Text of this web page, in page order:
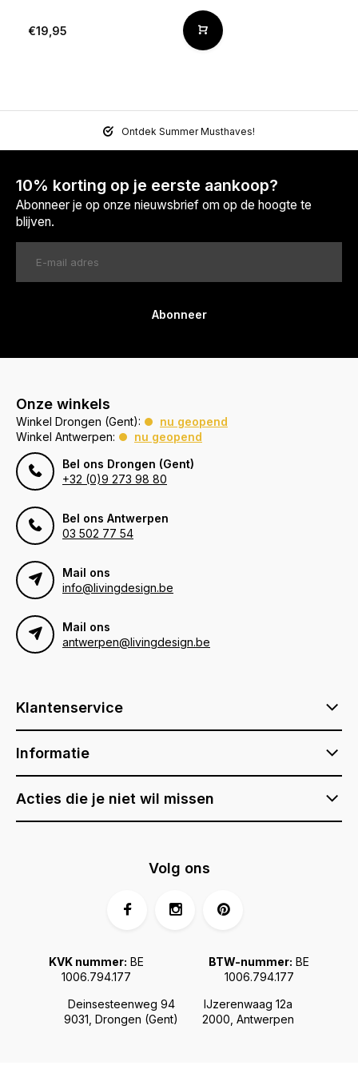
€19,95
Ontdek Summer Musthaves!
10% korting op je eerste aankoop?
Abonneer je op onze nieuwsbrief om op de hoogte te
blijven.
Abonneer
Onze winkels
Winkel Drongen (Gent):
nu geopend
Winkel Antwerpen:
nu geopend
Bel ons Drongen (Gent)
+32 (0)9 273 98 80
Bel ons Antwerpen
03 502 77 54
Mail ons
info@livingdesign.be
Mail ons
antwerpen@livingdesign.be
Klantenservice
Informatie
Acties die je niet wil missen
Deinsesteenweg 94
9031, Drongen (Gent)
IJzerenwaag 12a
2000, Antwerpen
KVK nummer: BE
1006.794.177
BTW-nummer: BE
1006.794.177
Volg ons